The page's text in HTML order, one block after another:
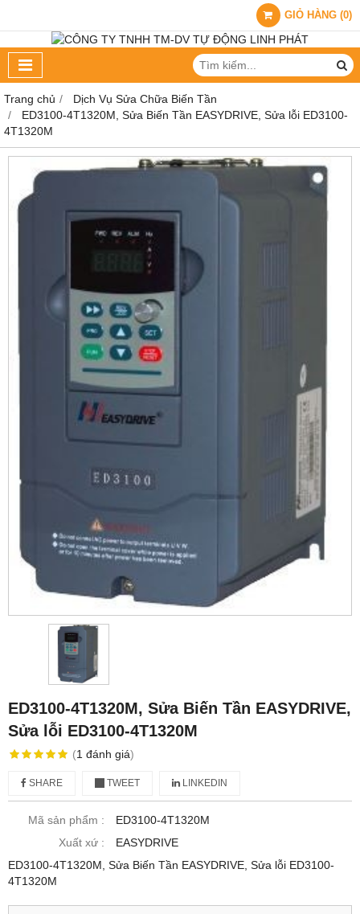
GIỎ HÀNG (0)
Trang chủ
Dịch Vụ Sửa Chữa Biến Tần
ED3100-4T1320M, Sửa Biến Tần EASYDRIVE, Sửa lỗi ED3100-
4T1320M
ED3100-4T1320M, Sửa Biến Tần EASYDRIVE,
Sửa lỗi ED3100-4T1320M
(1 đánh giá)
SHARE TWEET LINKEDIN
Mã sản phẩm :
ED3100-4T1320M
Xuất xứ :
EASYDRIVE
ED3100-4T1320M, Sửa Biến Tần EASYDRIVE, Sửa lỗi ED3100-
4T1320M